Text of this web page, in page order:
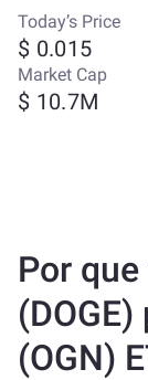
Today’s Price
$ 0.015
Market Cap
$ 10.7M
Por
(OGN)